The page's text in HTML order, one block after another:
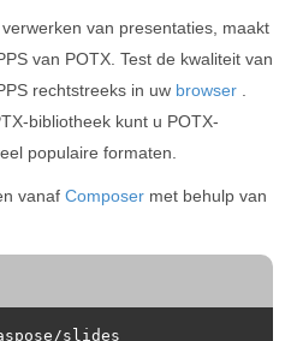
van presentaties, maakt
van POTX. Test de kwaliteit van
rechtstreeks in uw browser
bibliotheek kunt u POTX-
populaire formaten.
vanaf Composer met behulp van
slides